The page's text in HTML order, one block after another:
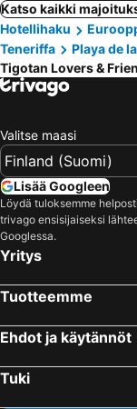
Katso kaikki
Hotellihaku
Teneriffa
Playa de
Tigotan Lovers &
Valitse maasi
Lisää Googleen
Löydä tuloksemme
trivago ensisijaiseksi
Googlessa.
Yritys
Tuotteemme
Ehdot ja käytännöt
Tuki